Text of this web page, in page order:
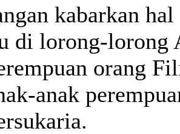
kabarkan
di lorong-lorong
orang
anak